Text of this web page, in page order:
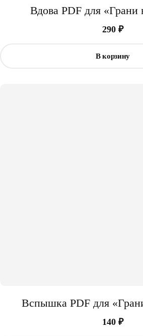
Вдова PDF для «Грани
290 ₽
В корзину
Вспышка PDF для
140 ₽